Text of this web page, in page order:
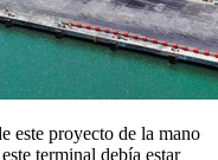
este proyecto de la mano
terminal debía estar